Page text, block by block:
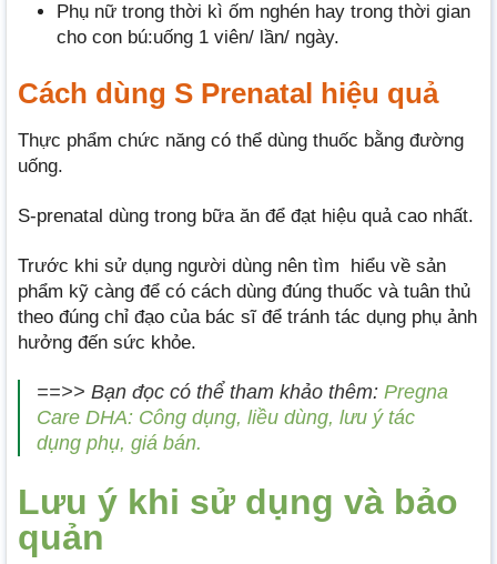
Phụ nữ trong thời kì ốm nghén hay trong thời gian
cho con bú:uống 1 viên/ lần/ ngày.
Cách dùng S Prenatal hiệu quả
Thực phẩm chức năng có thể dùng thuốc bằng đường
uống.
S-prenatal dùng trong bữa ăn để đạt hiệu quả cao nhất.
Trước khi sử dụng người dùng nên tìm hiểu về sản
phẩm kỹ càng để có cách dùng đúng thuốc và tuân thủ
theo đúng chỉ đạo của bác sĩ để tránh tác dụng phụ ảnh
hưởng đến sức khỏe.
==>> Bạn đọc có thể tham khảo thêm: Pregna
Care DHA: Công dụng, liều dùng, lưu ý tác
dụng phụ, giá bán.
Lưu ý khi sử dụng và bảo
quản